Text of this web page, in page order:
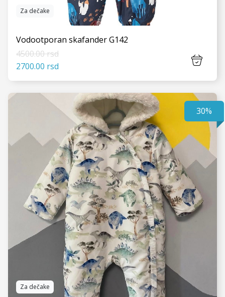
VIDI JOŠ
Za dečake
Vodootporan skafander G142
4500.00 rsd
2700.00 rsd
30%
Za dečake